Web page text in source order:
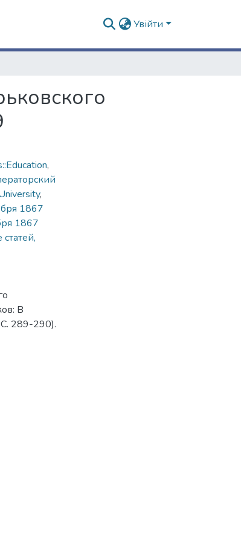
Увійти
,
,
1867
1867
В
289-290).